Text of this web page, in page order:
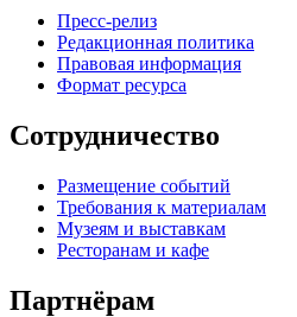
Пресс-релиз
Редакционная политика
Правовая информация
Формат ресурса
Сотрудничество
Размещение событий
Требования к материалам
Музеям и выставкам
Ресторанам и кафе
Партнёрам